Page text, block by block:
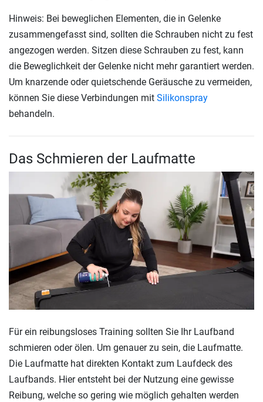
Hinweis: Bei beweglichen Elementen, die in Gelenke
zusammengefasst sind, sollten die Schrauben nicht zu fest
angezogen werden. Sitzen diese Schrauben zu fest, kann
die Beweglichkeit der Gelenke nicht mehr garantiert werden.
Um knarzende oder quietschende Geräusche zu vermeiden,
können Sie diese Verbindungen mit Silikonspray
behandeln.
Das Schmieren der Laufmatte
Für ein reibungsloses Training sollten Sie Ihr Laufband
schmieren oder ölen. Um genauer zu sein, die Laufmatte.
Die Laufmatte hat direkten Kontakt zum Laufdeck des
Laufbands. Hier entsteht bei der Nutzung eine gewisse
Reibung, welche so gering wie möglich gehalten werden